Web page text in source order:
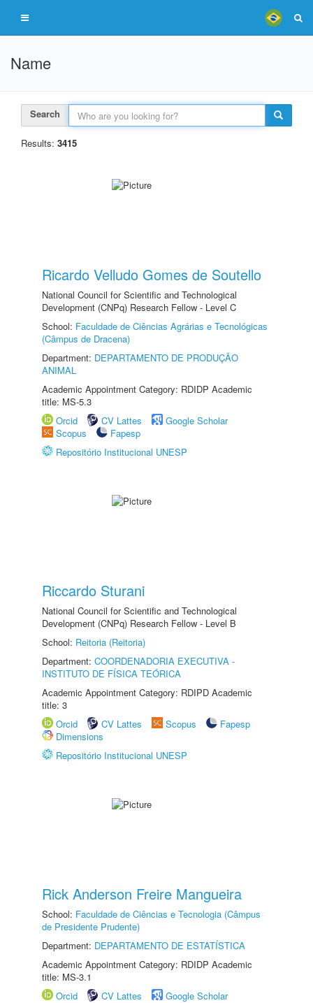
Name
Search
Results: 3415
Ricardo Velludo Gomes de Soutello
National Council for Scientific and Technological
Development (CNPq) Research Fellow - Level C
School: Faculdade de Ciências Agrárias e Tecnológicas
(Câmpus de Dracena)
Department: DEPARTAMENTO DE PRODUÇÃO
ANIMAL
Academic Appointment Category: RDIDP Academic
title: MS-5.3
Orcid
CV Lattes
Google Scholar
Scopus
Fapesp
Repositório Institucional UNESP
Riccardo Sturani
National Council for Scientific and Technological
Development (CNPq) Research Fellow - Level B
School: Reitoria (Reitoria)
Department: COORDENADORIA EXECUTIVA -
INSTITUTO DE FÍSICA TEÓRICA
Academic Appointment Category: RDIPD Academic
title: 3
Orcid
CV Lattes Scopus
Fapesp
Dimensions
Repositório Institucional UNESP
Rick Anderson Freire Mangueira
School: Faculdade de Ciências e Tecnologia (Câmpus
de Presidente Prudente)
Department: DEPARTAMENTO DE ESTATÍSTICA
Academic Appointment Category: RDIDP Academic
title: MS-3.1
Orcid
CV Lattes
Google Scholar